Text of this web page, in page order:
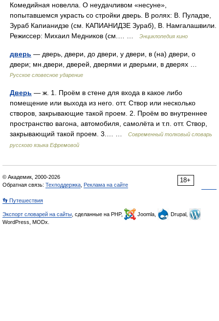
Комедийная новелла. О неудачливом «несуне»,
попытавшемся украсть со стройки дверь. В ролях: В. Пуладзе,
Зураб Капианидзе (см. КАПИАНИДЗЕ Зураб), В. Намгалашвили.
Режиссер: Михаил Медников (см.… …
Энциклопедия кино
дверь — дверь, двери, до двери, у двери, в (на) двери, о
двери; мн.двери, дверей, дверями и дверьми, в дверях …
Русское словесное ударение
Дверь — ж. 1. Проём в стене для входа в какое либо
помещение или выхода из него. отт. Створ или несколько
створов, закрывающие такой проем. 2. Проём во внутреннее
пространство вагона, автомобиля, самолёта и т.п. отт. Створ,
закрывающий такой проем. 3.… …
Современный толковый словарь
русского языка Ефремовой
18+
© Академик, 2000-2026
Обратная связь: Техподдержка Реклама на сайте
👣 Путешествия
Экспорт словарей на сайты , сделанные на PHP, Joomla,
Drupal,
WordPress, MODx.